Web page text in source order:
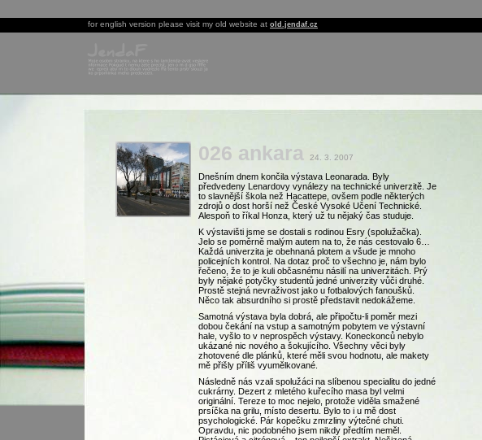
for english version please visit my old website at old.jendaf.cz
026 ankara 24. 3. 2007
Dnešním dnem končila výstava Leonarada. Byly
předvedeny Lenardovy vynálezy na technické univerzitě. Je
to slavnější škola než Hacattepe, ovšem podle některých
zdrojů o dost horší než České Vysoké Učení Technické.
Alespoň to říkal Honza, který už tu nějaký čas studuje.
K výstavišti jsme se dostali s rodinou Esry (spolužačka).
Jelo se poměrně malým autem na to, že nás cestovalo 6…
Každá univerzita je obehnaná plotem a všude je mnoho
policejních kontrol. Na dotaz proč to všechno je, nám bylo
řečeno, že to je kuli občasnému násilí na univerzitách. Prý
byly nějaké potyčky studentů jedné univerzity vůči druhé.
Prostě stejná nevraživost jako u fotbalových fanoušků.
Něco tak absurdního si prostě představit nedokážeme.
Samotná výstava byla dobrá, ale připočtu-li poměr mezi
dobou čekání na vstup a samotným pobytem ve výstavní
hale, vyšlo to v neprospěch výstavy. Koneckonců nebylo
ukázané nic nového a šokujícího. Všechny věci byly
zhotovené dle plánků, které měli svou hodnotu, ale makety
mě přišly příliš vyumělkované.
Následně nás vzali spolužáci na slíbenou specialitu do jedné
cukrárny. Dezert z mletého kuřecího masa byl velmi
originální. Tereze to moc nejelo, protože viděla smažené
prsíčka na grilu, místo desertu. Bylo to i u mě dost
psychologické. Pár kopečku zmrzliny výtečné chuti.
Opravdu, nic podobného jsem nikdy předtím neměl.